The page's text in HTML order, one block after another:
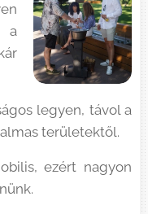
a
legyen, távol a
területektől.
ezért nagyon